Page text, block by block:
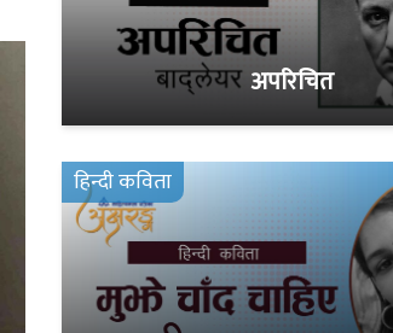
अपरिचित
हिन्दी कविता